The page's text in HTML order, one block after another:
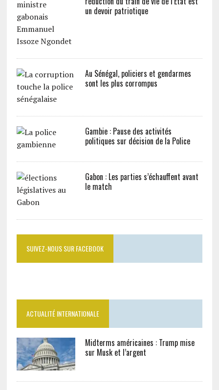
un devoir patriotique
Au Sénégal, policiers et gendarmes
sont les plus corrompus
Gambie : Pause des activités
politiques sur décision de la Police
Gabon : Les parties s’échauffent avant
le match
SUIVEZ-NOUS SUR FACEBOOK
ACTUALITÉ INTERNATIONALE
Midterms américaines : Trump mise
sur Musk et l’argent